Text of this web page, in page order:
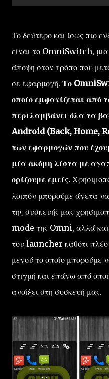
Το δεύτερο και ίσως πιο
είναι το OmniSwitch, μια
άποψη στον τρόπο που
σε εφαρμογή. Το
οποίο εμφανίζεται από
περιλαμβάνει όλα τα
Android (Back, Home,
των εφαρμογών που
μία ακόμη λίστα με
ορίζουμε εμείς.
λοιπόν μπορούμε άνετα
της συσκευής μας
mode της Omni, αλλά
του launcher καθότι
μενού το οποίο μπορούμε
στιγμή και επάνω από
ανοίξει στη συσκευή μας.